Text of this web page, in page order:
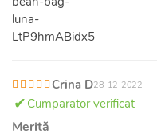
Crina D28-12-2022
Cumparator verificat
Merită